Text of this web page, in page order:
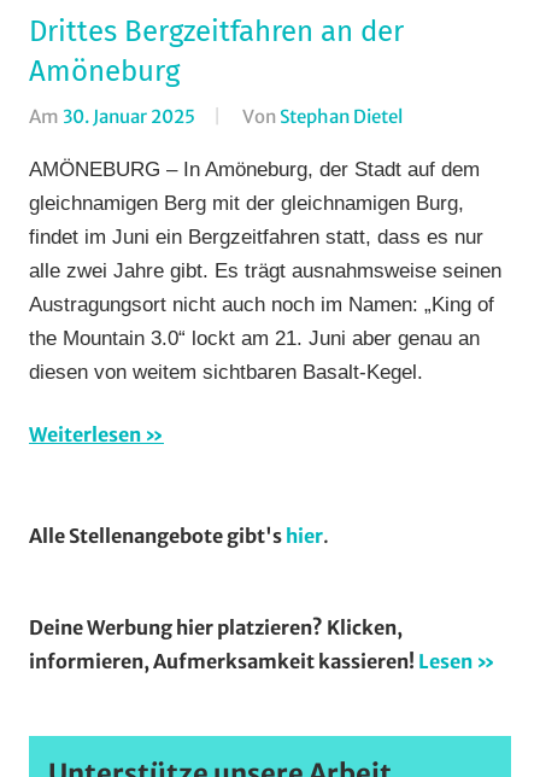
Drittes Bergzeitfahren an der
Amöneburg
Am 30. Januar 2025 Von Stephan Dietel
Bergzeitfahren
Jedermann
Orte,
Strasse,
Wohin
am
Wochenende
AMÖNEBURG – In Amöneburg, der Stadt auf dem
gleichnamigen Berg mit der gleichnamigen Burg,
findet im Juni ein Bergzeitfahren statt, dass es nur
alle zwei Jahre gibt. Es trägt ausnahmsweise seinen
Austragungsort nicht auch noch im Namen: „King of
the Mountain 3.0“ lockt am 21. Juni aber genau an
diesen von weitem sichtbaren Basalt-Kegel.
Weiterlesen
Alle Stellenangebote gibt's hier.
Deine Werbung hier platzieren? Klicken,
informieren, Aufmerksamkeit kassieren! Lesen »